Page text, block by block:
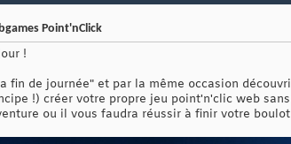
Point'nClick
!
fin de journée" et par la même occasion
!) créer votre propre jeu point'n'clic web
ou il vous faudra réussir à finir votre